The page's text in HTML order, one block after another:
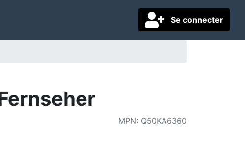
Se connecter
MPN: Q50KA6360